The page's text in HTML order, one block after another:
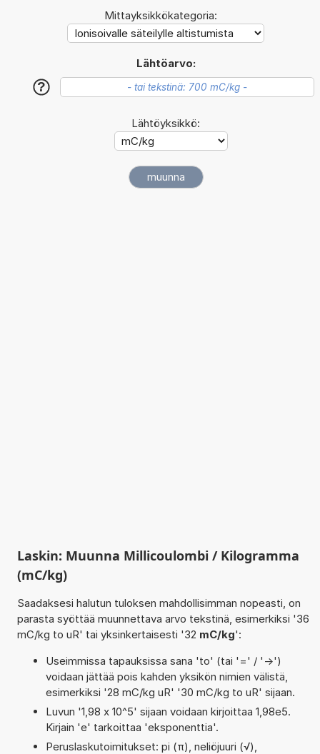
Mittayksikkökategoria:
Lähtöarvo:
?
Lähtöyksikkö:
Laskin: Muunna Millicoulombi / Kilogramma
(mC/kg)
Saadaksesi halutun tuloksen mahdollisimman nopeasti, on
parasta syöttää muunnettava arvo tekstinä, esimerkiksi '36
mC/kg to uR' tai yksinkertaisesti '32 mC/kg':
Useimmissa tapauksissa sana 'to' (tai '=' / '->')
voidaan jättää pois kahden yksikön nimien välistä,
esimerkiksi '28 mC/kg uR' '30 mC/kg to uR' sijaan.
Luvun '1,98 x 10^5' sijaan voidaan kirjoittaa 1,98e5.
Kirjain 'e' tarkoittaa 'eksponenttia'.
Peruslaskutoimitukset: pi (π), neliöjuuri (√),